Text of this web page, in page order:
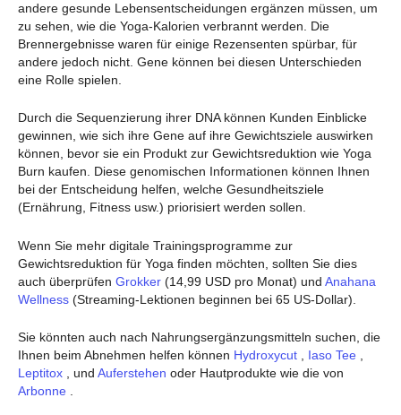
andere gesunde Lebensentscheidungen ergänzen müssen, um
zu sehen, wie die Yoga-Kalorien verbrannt werden. Die
Brennergebnisse waren für einige Rezensenten spürbar, für
andere jedoch nicht. Gene können bei diesen Unterschieden
eine Rolle spielen.
Durch die Sequenzierung ihrer DNA können Kunden Einblicke
gewinnen, wie sich ihre Gene auf ihre Gewichtsziele auswirken
können, bevor sie ein Produkt zur Gewichtsreduktion wie Yoga
Burn kaufen. Diese genomischen Informationen können Ihnen
bei der Entscheidung helfen, welche Gesundheitsziele
(Ernährung, Fitness usw.) priorisiert werden sollen.
Wenn Sie mehr digitale Trainingsprogramme zur
Gewichtsreduktion für Yoga finden möchten, sollten Sie dies
auch überprüfen Grokker (14,99 USD pro Monat) und Anahana
Wellness (Streaming-Lektionen beginnen bei 65 US-Dollar).
Sie könnten auch nach Nahrungsergänzungsmitteln suchen, die
Ihnen beim Abnehmen helfen können Hydroxycut , Iaso Tee ,
Leptitox , und Auferstehen oder Hautprodukte wie die von
Arbonne .